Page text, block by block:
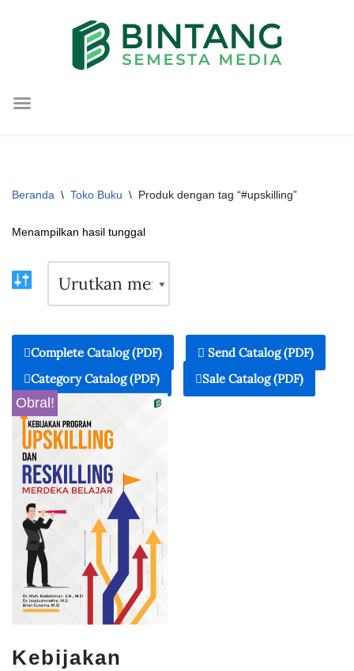
konten
Beranda \ Toko Buku \ Produk dengan tag “#upskilling”
Menampilkan hasil tunggal
Complete Catalog (PDF)
Send Catalog (PDF)
Category Catalog (PDF)
Sale Catalog (PDF)
Obral!
Kebijakan